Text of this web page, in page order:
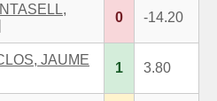
0 -14.20
JAUME
1 3.80